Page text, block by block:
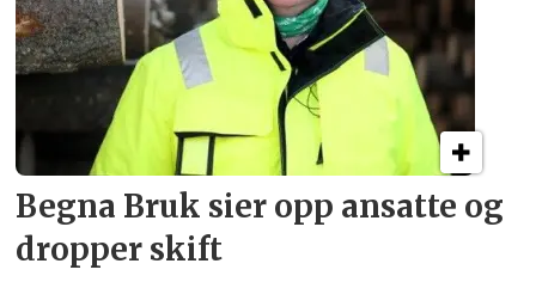
Begna Bruk sier opp ansatte og
dropper skift